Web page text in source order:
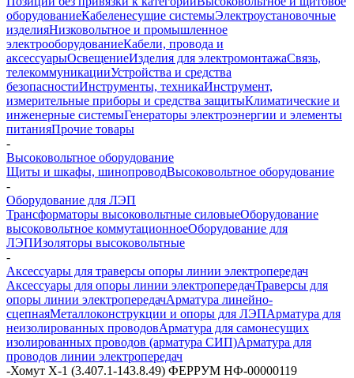
оборудованиеКабеленесущие системыЭлектроустановочные
изделияНизковольтное и промышленное
электрооборудованиеКабели, провода и
аксессуарыОсвещениеИзделия для электромонтажаСвязь,
телекоммуникацииУстройства и средства
безопасностиИнструменты, техникаИнструмент,
измерительные приборы и средства защитыКлиматические и
инженерные системыГенераторы электроэнергии и элементы
питанияПрочие товары
-
Высоковольтное оборудование
Щиты и шкафы, шинопроводВысоковольтное оборудование
-
Оборудование для ЛЭП
Трансформаторы высоковольтные силовыеОборудование
высоковольтное коммутационноеОборудование для
ЛЭПИзоляторы высоковольтные
-
Аксессуары для траверсы опоры линии электропередач
Аксессуары для опоры линии электропередачТраверсы для
опоры линии электропередачАрматура линейно-
сцепнаяМеталлоконструкции и опоры для ЛЭПАрматура для
неизолированных проводовАрматура для самонесущих
изолированных проводов (арматура СИП)Арматура для
проводов линии электропередач
-Хомут Х-1 (3.407.1-143.8.49) ФЕРРУМ НФ-00000119